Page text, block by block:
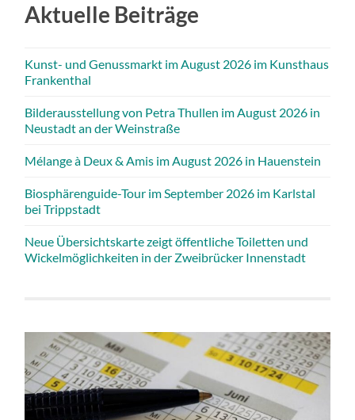
Aktuelle Beiträge
Kunst- und Genussmarkt im August 2026 im Kunsthaus
Frankenthal
Bilderausstellung von Petra Thullen im August 2026 in
Neustadt an der Weinstraße
Mélange à Deux & Amis im August 2026 in Hauenstein
Biosphärenguide-Tour im September 2026 im Karlstal
bei Trippstadt
Neue Übersichtskarte zeigt öffentliche Toiletten und
Wickelmöglichkeiten in der Zweibrücker Innenstadt